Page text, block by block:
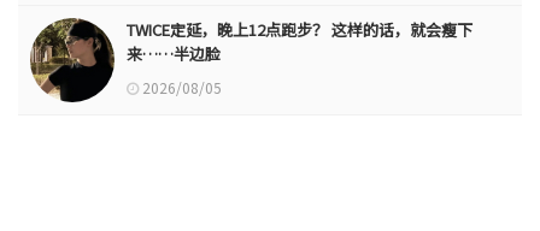
TWICE定延，晚上12点跑步？ 这样的话，就会瘦下
来……半边脸
2026/08/05